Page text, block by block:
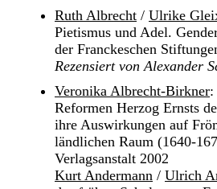
Ruth Albrecht / Ulrike
Pietismus und Adel.
der Franckeschen
Rezensiert von Alexander
Veronika Albrecht-Birkner:
Reformen Herzog Ernsts
ihre Auswirkungen auf
ländlichen Raum (1640-
Verlagsanstalt 2002
Kurt Andermann / Ulrich